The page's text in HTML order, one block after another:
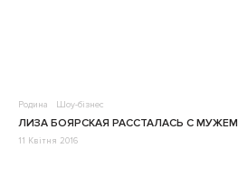
Родина Шоу-бізнес
ЛИЗА БОЯРСКАЯ РАССТАЛАСЬ С МУЖЕМ
11 Квітня 2016